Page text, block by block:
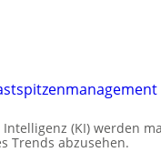
(KI) werden
Trends abzusehen.